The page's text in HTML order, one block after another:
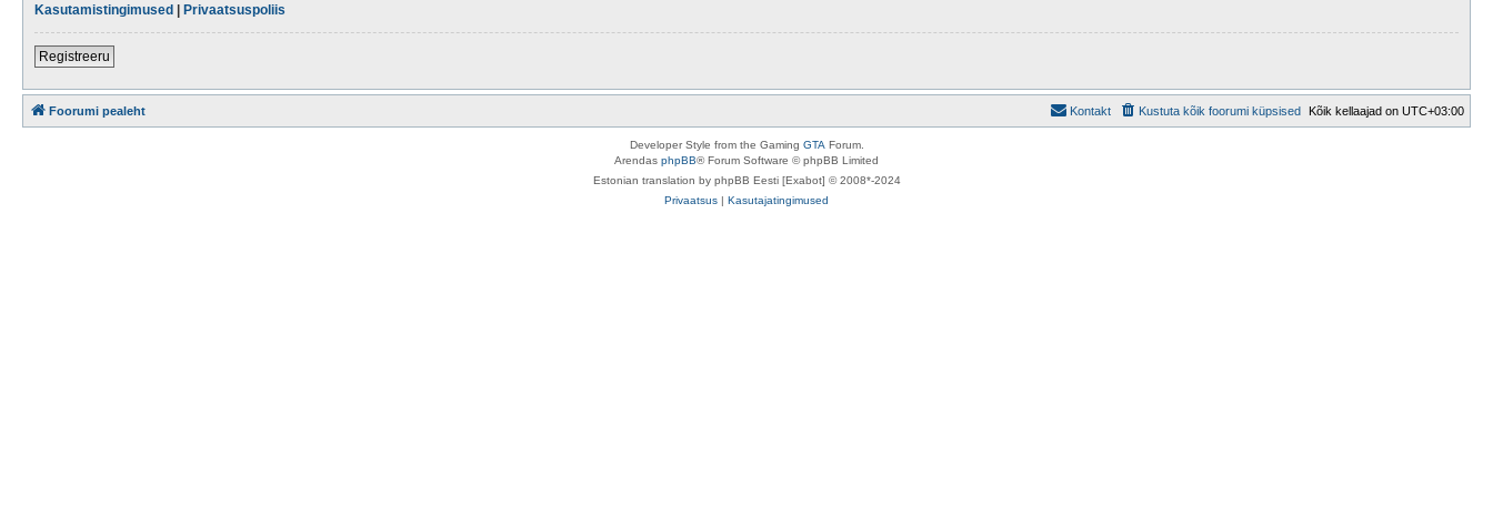
Kasutamistingimused | Privaatsuspoliis
Registreeru
Foorumi pealeht Kõik kellaajad on UTC+03:00
Kustuta kõik foorumi küpsised
Kontakt
Developer Style from the Gaming GTA Forum.
Arendas phpBB® Forum Software © phpBB Limited
Estonian translation by phpBB Eesti [Exabot] © 2008*-2024
Privaatsus | Kasutajatingimused